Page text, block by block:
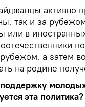
активно
так и за
или в
а затем
на родине
эта политика?